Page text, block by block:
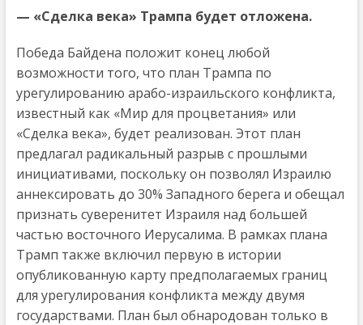
— «Сделка века» Трампа будет отложена.
Победа Байдена положит конец любой
возможности того, что план Трампа по
урегулированию арабо-израильского конфликта,
известный как «Мир для процветания» или
«Сделка века», будет реализован. Этот план
предлагал радикальный разрыв с прошлыми
инициативами, поскольку он позволял Израилю
аннексировать до 30% Западного берега и обещал
признать суверенитет Израиля над большей
частью восточного Иерусалима. В рамках плана
Трамп также включил первую в истории
опубликованную карту предполагаемых границ
для урегулирования конфликта между двумя
государствами. План был обнародован только в